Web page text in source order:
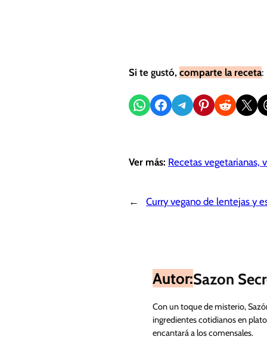
Si te gustó, comparte la receta:
Compartir en WhatsApp
Compartir en Facebook
Compartir en Telegram
Compartir en Pinterest
Compartir en Reddit
Compartir en X
Ver más: Recetas vegetarianas,
← Curry vegano de lentejas y
Autor:Sazon
Con un toque de misterio,
ingredientes cotidianos en
encantará a los comensales.